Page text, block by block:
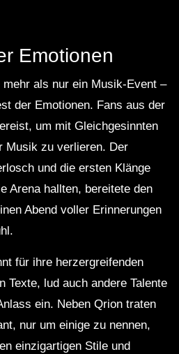
Emotionen
als nur ein Musik-Event –
der Emotionen. Fans aus der
um mit Gleichgesinnten
Musik zu verlieren. Der
und die ersten Klänge
Arena hallten, bereitete den
Abend voller Erinnerungen
für ihre herzergreifenden
Texte, lud auch andere Talente
ein. Neben Qrion traten
nur um einige zu nennen,
einzigartigen Stile und